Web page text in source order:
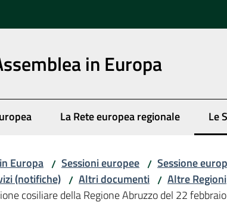
in Europa
La Rete europea regionale Le
Europa / Sessioni europee / Sessione
(notifiche) / Altri documenti / Altre Regioni
cosiliare della Regione Abruzzo del 22